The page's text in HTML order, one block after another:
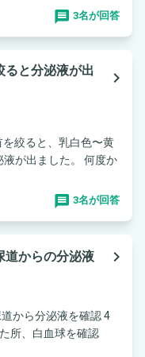
3名が回答
ると分泌液が出
navigate_next
が出ました。 何度か
3名が回答
道からの分泌液
navigate_next
ら分泌液を確認 4
所、白血球を確認